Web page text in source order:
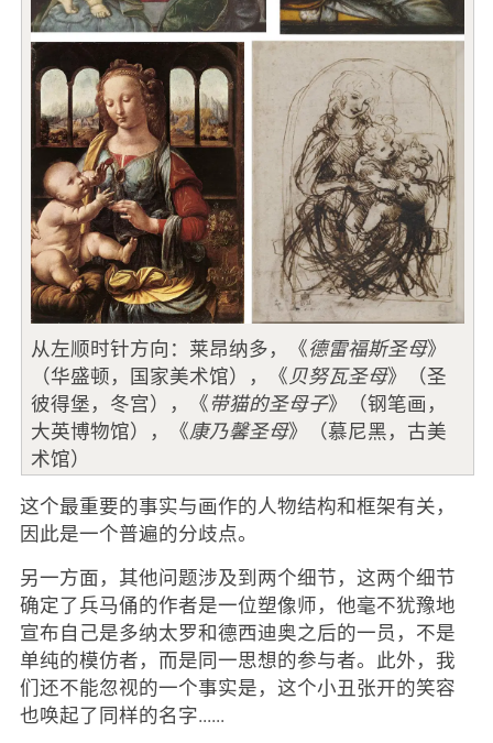
从左顺时针方向：莱昂纳多，《德雷福斯圣母》
（华盛顿，国家美术馆），《 贝努瓦圣母》（圣
彼得堡，冬宫），《带猫的圣母子》（钢笔画，
大英博物馆），《康乃馨圣母》（慕尼黑，古美
术馆）
这个最重要的事实与画作的人物结构和框架有关，
因此是一个普遍的分歧点。
另一方面，其他问题涉及到两个细节，这两个细节
确定了兵马俑的作者是一位塑像师，他毫不犹豫地
宣布自己是多纳太罗和德西迪奥之后的一员，不是
单纯的模仿者，而是同一思想的参与者。此外，我
们还不能忽视的一个事实是，这个小丑张开的笑容
也唤起了同样的名字......